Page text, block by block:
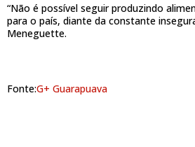
“Não é possível seguir produzindo
para o país, diante da constante
Meneguette.
Fonte:G+ Guarapuava